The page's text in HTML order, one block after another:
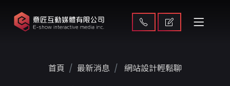
首頁 最新消息
網站設計輕鬆聊